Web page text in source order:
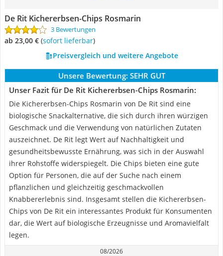
De Rit Kichererbsen-Chips Rosmarin
3 Bewertungen
ab 23,00 € ( Sofort lieferbar)
Preisvergleich und weitere Angebote
Unsere Bewertung: SEHR GUT
Unser Fazit für De Rit Kichererbsen-Chips Rosmarin:
Die Kichererbsen-Chips Rosmarin von De Rit sind eine
biologische Snackalternative, die sich durch ihren würzigen
Geschmack und die Verwendung von natürlichen Zutaten
auszeichnet. De Rit legt Wert auf Nachhaltigkeit und
gesundheitsbewusste Ernährung, was sich in der Auswahl
ihrer Rohstoffe widerspiegelt. Die Chips bieten eine gute
Option für Personen, die auf der Suche nach einem
pflanzlichen und gleichzeitig geschmackvollen
Knabbererlebnis sind. Insgesamt stellen die Kichererbsen-
Chips von De Rit ein interessantes Produkt für Konsumenten
dar, die Wert auf biologische Erzeugnisse und Aromavielfalt
legen.
08/2026